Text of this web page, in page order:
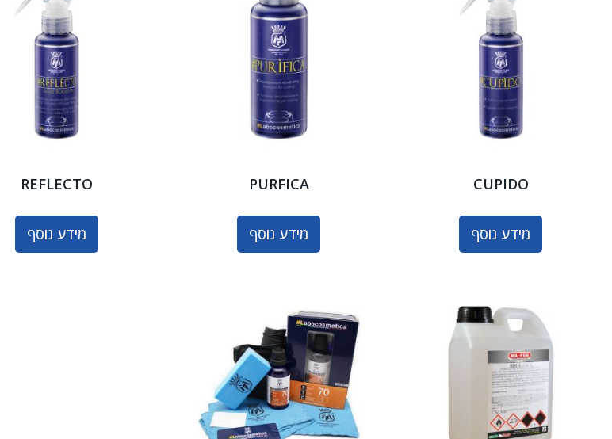
CUPIDO
מידע נוסף
PURFICA
מידע נוסף
REFLECTO
מידע נוסף